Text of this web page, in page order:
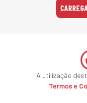
A utilização
Termos e